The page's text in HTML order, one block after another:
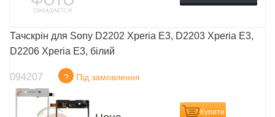
Тачскрін для Sony D2202 Xperia E3, D2203 Xperia E3,
D2206 Xperia E3, білий
094207 ? Під замовлення
Купити